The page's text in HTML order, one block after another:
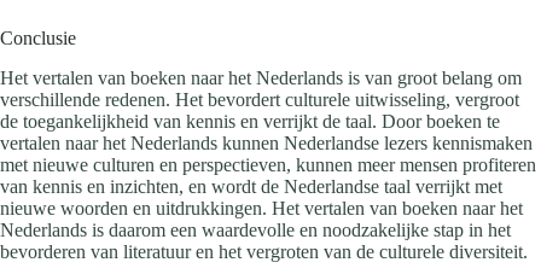
Conclusie
Het vertalen van boeken naar het Nederlands is van groot belang om
verschillende redenen. Het bevordert culturele uitwisseling, vergroot
de toegankelijkheid van kennis en verrijkt de taal. Door boeken te
vertalen naar het Nederlands kunnen Nederlandse lezers kennismaken
met nieuwe culturen en perspectieven, kunnen meer mensen profiteren
van kennis en inzichten, en wordt de Nederlandse taal verrijkt met
nieuwe woorden en uitdrukkingen. Het vertalen van boeken naar het
Nederlands is daarom een waardevolle en noodzakelijke stap in het
bevorderen van literatuur en het vergroten van de culturele diversiteit.